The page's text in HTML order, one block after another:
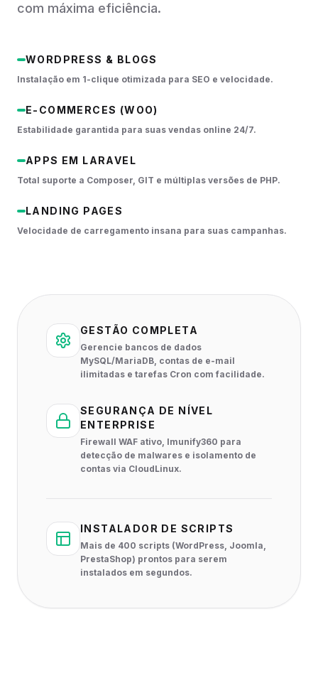
com máxima eficiência.
WORDPRESS & BLOGS
Instalação em 1-clique otimizada para SEO e velocidade.
E-COMMERCES (WOO)
Estabilidade garantida para suas vendas online 24/7.
APPS EM LARAVEL
Total suporte a Composer, GIT e múltiplas versões de PHP.
LANDING PAGES
Velocidade de carregamento insana para suas campanhas.
GESTÃO COMPLETA
Gerencie bancos de dados
MySQL/MariaDB, contas de e-mail
ilimitadas e tarefas Cron com facilidade.
SEGURANÇA DE NÍVEL
ENTERPRISE
Firewall WAF ativo, Imunify360 para
detecção de malwares e isolamento de
contas via CloudLinux.
INSTALADOR DE SCRIPTS
Mais de 400 scripts (WordPress, Joomla,
PrestaShop) prontos para serem
instalados em segundos.